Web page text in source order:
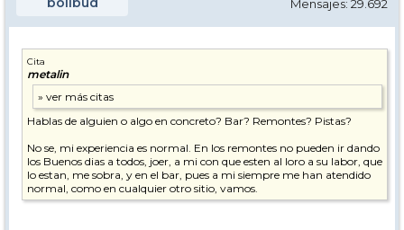
Mensajes: 29.692
Cita
metalin
Hablas de alguien o algo en concreto? Bar? Remontes? Pistas?
No se, mi experiencia es normal. En los remontes no pueden ir dando
los Buenos dias a todos, joer, a mi con que esten al loro a su labor, que
lo estan, me sobra, y en el bar, pues a mi siempre me han atendido
normal, como en cualquier otro sitio, vamos.